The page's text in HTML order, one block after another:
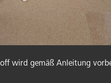
wird gemäß Anleitung